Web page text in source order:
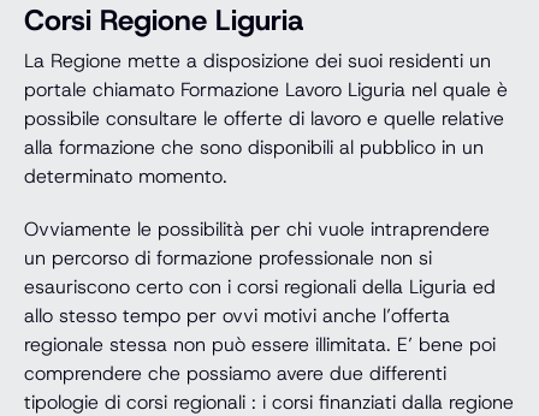
Corsi Regione Liguria
La Regione mette a disposizione dei suoi residenti un
portale chiamato Formazione Lavoro Liguria nel quale è
possibile consultare le offerte di lavoro e quelle relative
alla formazione che sono disponibili al pubblico in un
determinato momento.
Ovviamente le possibilità per chi vuole intraprendere
un percorso di formazione professionale non si
esauriscono certo con i corsi regionali della Liguria ed
allo stesso tempo per ovvi motivi anche l’offerta
regionale stessa non può essere illimitata. E’ bene poi
comprendere che possiamo avere due differenti
tipologie di corsi regionali : i corsi finanziati dalla regione